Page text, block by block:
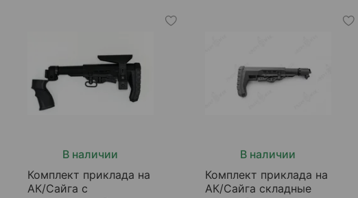
Комплект приклада на
АК/Сайга с
В наличии
Комплект приклада на
АК/Сайга складные
В наличии